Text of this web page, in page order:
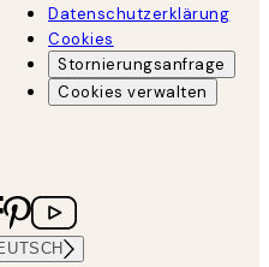
Datenschutzerklärung
Cookies
Stornierungsanfrage
Cookies verwalten